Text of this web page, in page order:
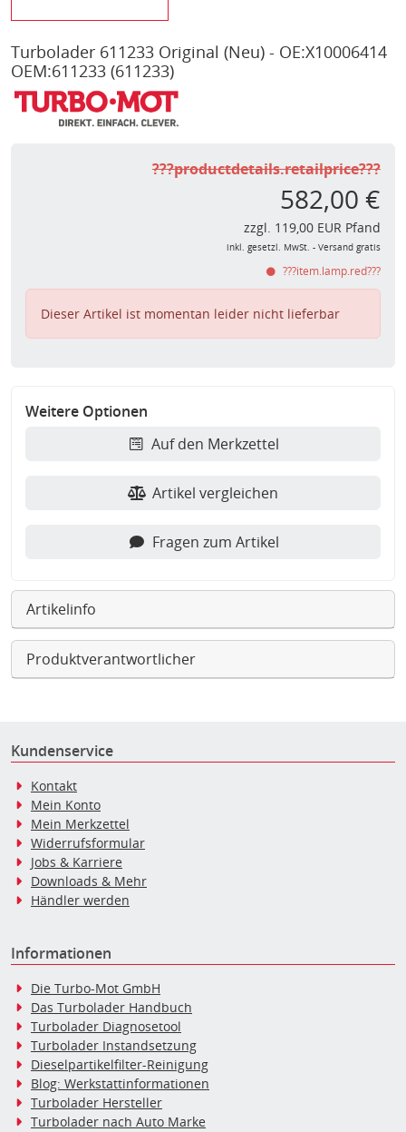
Turbolader 611233 Original (Neu) - OE:X10006414
OEM:611233 (611233)
???productdetails.retailprice???
582,00 €
zzgl. 119,00 EUR Pfand
inkl. gesetzl. MwSt. - Versand gratis
???item.lamp.red???
Dieser Artikel ist momentan leider nicht lieferbar
Weitere Optionen
Auf den Merkzettel
Artikel vergleichen
Fragen zum Artikel
Artikelinfo
Produktverantwortlicher
Kundenservice
Kontakt
Mein Konto
Mein Merkzettel
Widerrufsformular
Jobs & Karriere
Downloads & Mehr
Händler werden
Informationen
Die Turbo-Mot GmbH
Das Turbolader Handbuch
Turbolader Diagnosetool
Turbolader Instandsetzung
Dieselpartikelfilter-Reinigung
Blog: Werkstattinformationen
Turbolader Hersteller
Turbolader nach Auto Marke